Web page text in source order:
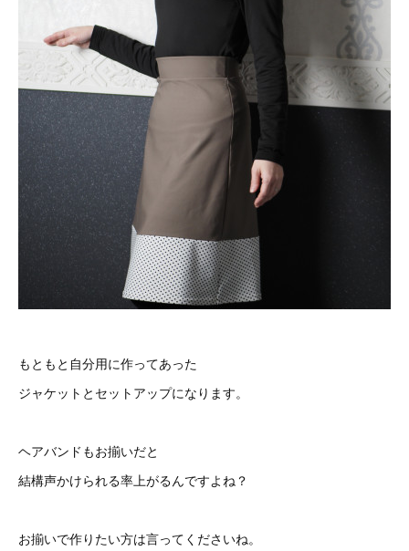
もともと自分用に作ってあった
ジャケットとセットアップになります。
ヘアバンドもお揃いだと
結構声かけられる率上がるんですよね？
お揃いで作りたい方は言ってくださいね。